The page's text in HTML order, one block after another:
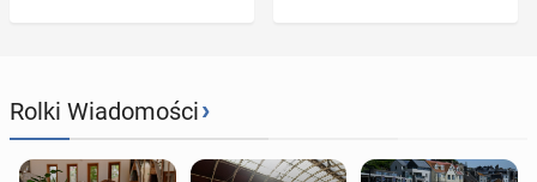
Rolki Wiadomości›